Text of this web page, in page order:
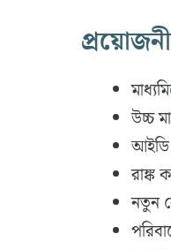
উচ্চ
রাঙ্ক
নতুন